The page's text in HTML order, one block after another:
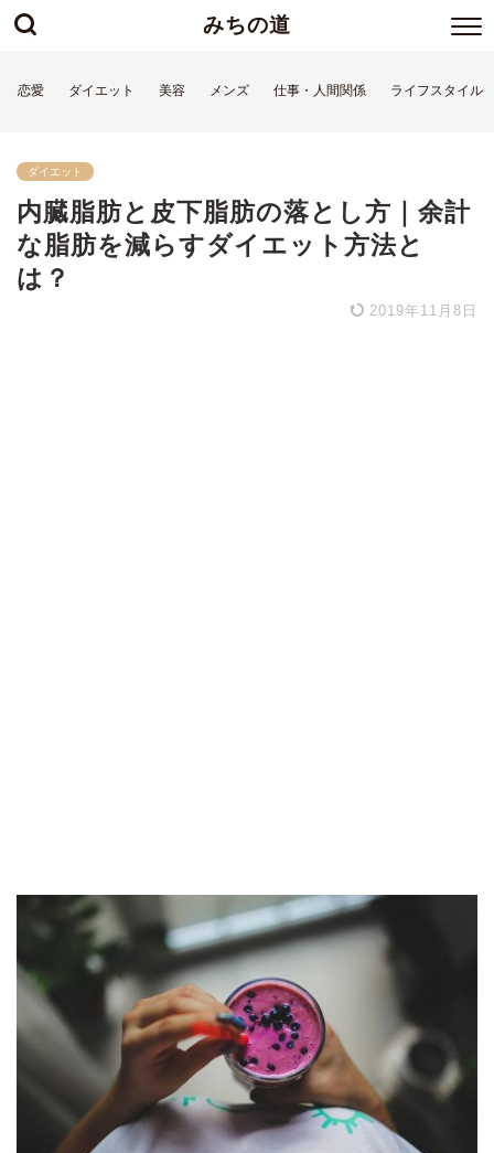
みちの道
恋愛 ダイエット 美容 メンズ 仕事・人間関係 ライフスタイル
ダイエット
内臓脂肪と皮下脂肪の落とし方｜余計
な脂肪を減らすダイエット方法と
は？
2019年11月8日